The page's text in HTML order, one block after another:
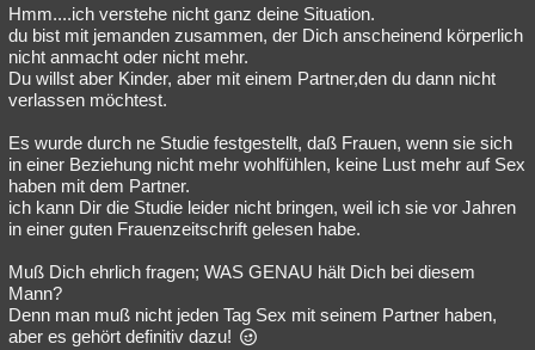
Hmm....ich verstehe nicht ganz deine Situation.
du bist mit jemanden zusammen, der Dich anscheinend körperlich
nicht anmacht oder nicht mehr.
Du willst aber Kinder, aber mit einem Partner,den du dann nicht
verlassen möchtest.
Es wurde durch ne Studie festgestellt, daß Frauen, wenn sie sich
in einer Beziehung nicht mehr wohlfühlen, keine Lust mehr auf Sex
haben mit dem Partner.
ich kann Dir die Studie leider nicht bringen, weil ich sie vor Jahren
in einer guten Frauenzeitschrift gelesen habe.
Muß Dich ehrlich fragen; WAS GENAU hält Dich bei diesem
Mann?
Denn man muß nicht jeden Tag Sex mit seinem Partner haben,
aber es gehört definitiv dazu!